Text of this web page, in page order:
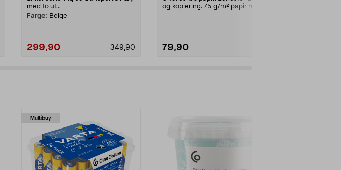
med to ut...
Farge: Beige
299,90 349,90
og kopiering. 75 g/m² papir med
79,90
Multibuy